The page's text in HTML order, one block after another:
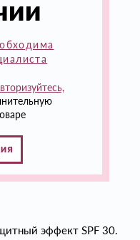
эффект SPF 30.